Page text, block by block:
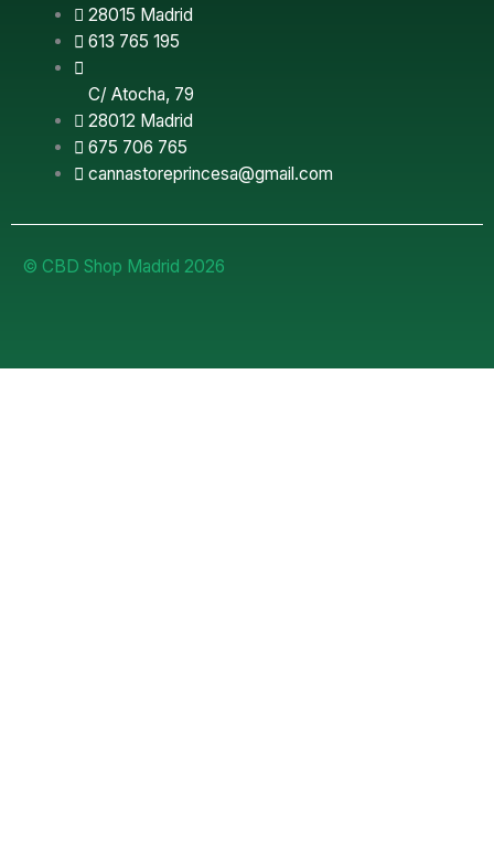
28015 Madrid
613 765 195
C/ Atocha, 79
28012 Madrid
675 706 765
cannastoreprincesa@gmail.com
© CBD Shop Madrid 2026